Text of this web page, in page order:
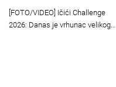
[FOTO/VIDEO] Ičići Challenge
2026: Danas je vrhunac velikog…